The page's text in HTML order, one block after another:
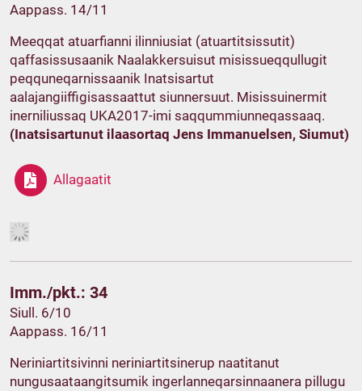
Aappass. 14/11
Meeqqat atuarfianni ilinniusiat (atuartitsissutit)
qaffasissusaanik Naalakkersuisut misissueqqullugit
peqquneqarnissaanik Inatsisartut
aalajangiiffigisassaattut siunnersuut. Misissuinermit
inerniliussaq UKA2017-imi saqqummiunneqassaaq.
(Inatsisartunut ilaasortaq Jens Immanuelsen, Siumut)
Allagaatit
Imm./pkt.: 34
Siull. 6/10
Aappass. 16/11
Neriniartitsivinni neriniartitsinerup naatitanut
nungusaataangitsumik ingerlanneqarsinnaanera pillugu